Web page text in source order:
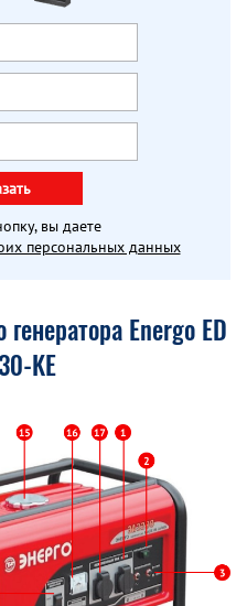
вы даете
персональных данных
Energo ED
KE